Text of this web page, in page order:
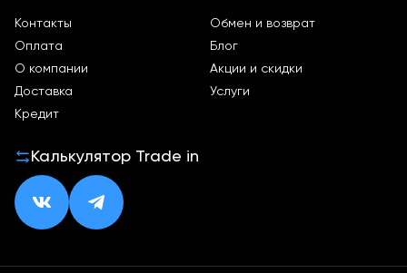
Контакты
Оплата
О компании
Доставка
Кредит
Обмен и возврат
Блог
Акции и скидки
Услуги
Калькулятор Trade in